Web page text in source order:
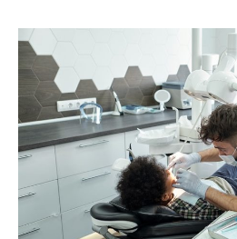
:
Une
référence
en
matière
dentaires